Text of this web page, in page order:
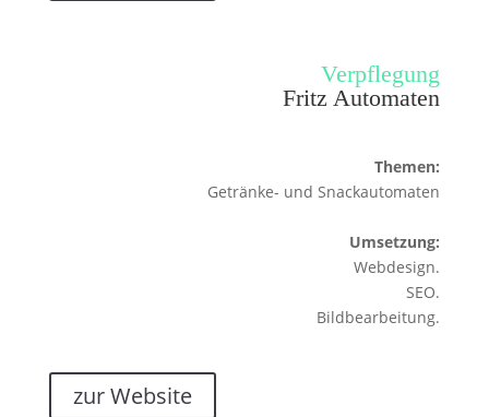
Verpflegung
Fritz Automaten
Themen:
Getränke- und Snackautomaten
Umsetzung:
Webdesign.
SEO.
Bildbearbeitung.
zur Website